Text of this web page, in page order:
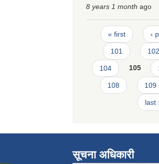
8 years 1 month ago
Pages
« first ‹
101 102
104 105
108 109
last
सूचना अधिकारी